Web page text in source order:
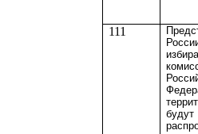
111
будут